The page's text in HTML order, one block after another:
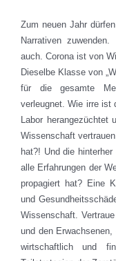
Zum neuen Jahr
Narrativen
auch. Corona ist von
Dieselbe Klasse von
für die gesamte
verleugnet. Wie irre ist
Labor herangezüchtet
Wissenschaft
hat?! Und die
alle Erfahrungen der
propagiert hat? Eine
und
Wissenschaft.
und den
wirtschaftlich und